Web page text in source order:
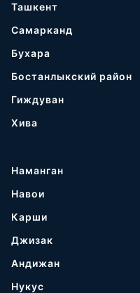
Ташкент
Самарканд
Бухара
Бостанлыкский район
Гиждуван
Хива
Наманган
Навои
Карши
Джизак
Андижан
Нукус